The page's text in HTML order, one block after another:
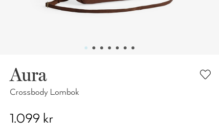
Aura
Crossbody Lombok
1.099 kr